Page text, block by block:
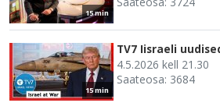
15 min
15 min
TV7 Iisraeli
4.5.2026 kell 21.30
Saateosa: 3684